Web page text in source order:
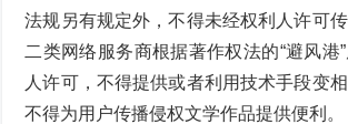
法规另有规定外，不得未经权利人许可
二类网络服务商根据著作权法的“避风港
人许可，不得提供或者利用技术手段变
不得为用户传播侵权文学作品提供便利。